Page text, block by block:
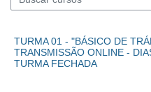
TURMA 01 - "BÁSICO DE
TRANSMISSÃO ONLINE -
TURMA FECHADA